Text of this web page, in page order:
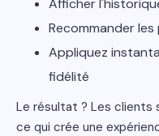
Afficher
Recommander
Appliquez
fidélité
Le résultat ? Les clients
ce qui crée une